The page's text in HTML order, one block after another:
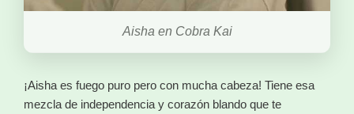
Aisha en Cobra Kai
¡Aisha es fuego puro pero con mucha cabeza! Tiene esa
mezcla de independencia y corazón blando que te